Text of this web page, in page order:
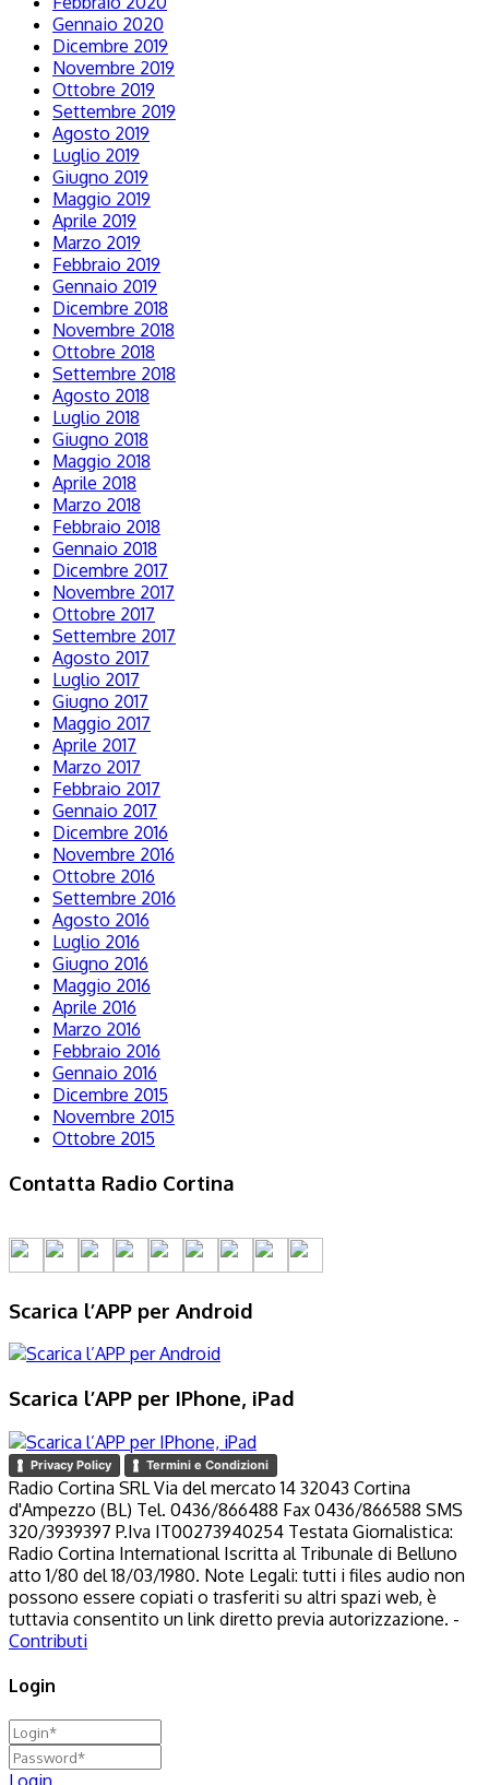
Gennaio 2020
Dicembre 2019
Novembre 2019
Ottobre 2019
Settembre 2019
Agosto 2019
Luglio 2019
Giugno 2019
Maggio 2019
Aprile 2019
Marzo 2019
Febbraio 2019
Gennaio 2019
Dicembre 2018
Novembre 2018
Ottobre 2018
Settembre 2018
Agosto 2018
Luglio 2018
Giugno 2018
Maggio 2018
Aprile 2018
Marzo 2018
Febbraio 2018
Gennaio 2018
Dicembre 2017
Novembre 2017
Ottobre 2017
Settembre 2017
Agosto 2017
Luglio 2017
Giugno 2017
Maggio 2017
Aprile 2017
Marzo 2017
Febbraio 2017
Gennaio 2017
Dicembre 2016
Novembre 2016
Ottobre 2016
Settembre 2016
Agosto 2016
Luglio 2016
Giugno 2016
Maggio 2016
Aprile 2016
Marzo 2016
Febbraio 2016
Gennaio 2016
Dicembre 2015
Novembre 2015
Ottobre 2015
Contatta Radio Cortina
Scarica l’APP per Android
Scarica l’APP per IPhone, iPad
Privacy Policy Termini e Condizioni
Radio Cortina SRL Via del mercato 14 32043 Cortina
d'Ampezzo (BL) Tel. 0436/866488 Fax 0436/866588 SMS
320/3939397 P.Iva IT00273940254 Testata Giornalistica:
Radio Cortina International Iscritta al Tribunale di Belluno
atto 1/80 del 18/03/1980. Note Legali: tutti i files audio non
possono essere copiati o trasferiti su altri spazi web, è
tuttavia consentito un link diretto previa autorizzazione. -
Contributi
Login